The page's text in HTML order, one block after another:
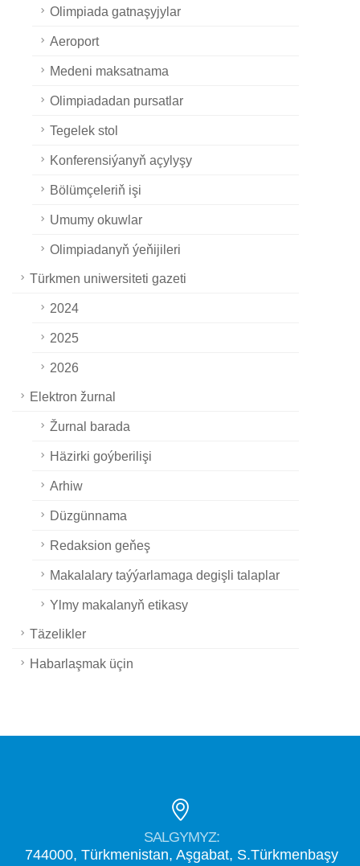
Olimpiada gatnaşyjylar
Aeroport
Medeni maksatnama
Olimpiadadan pursatlar
Tegelek stol
Konferensiýanyň açylyşy
Bölümçeleriň işi
Umumy okuwlar
Olimpiadanyň ýeňijileri
Türkmen uniwersiteti gazeti
2024
2025
2026
Elektron žurnal
Žurnal barada
Häzirki goýberilişi
Arhiw
Düzgünnama
Redaksion geňeş
Makalalary taýýarlamaga degişli talaplar
Ylmy makalanyň etikasy
Täzelikler
Habarlaşmak üçin
SALGYMYZ:
744000, Türkmenistan, Aşgabat, S.Türkmenbaşy